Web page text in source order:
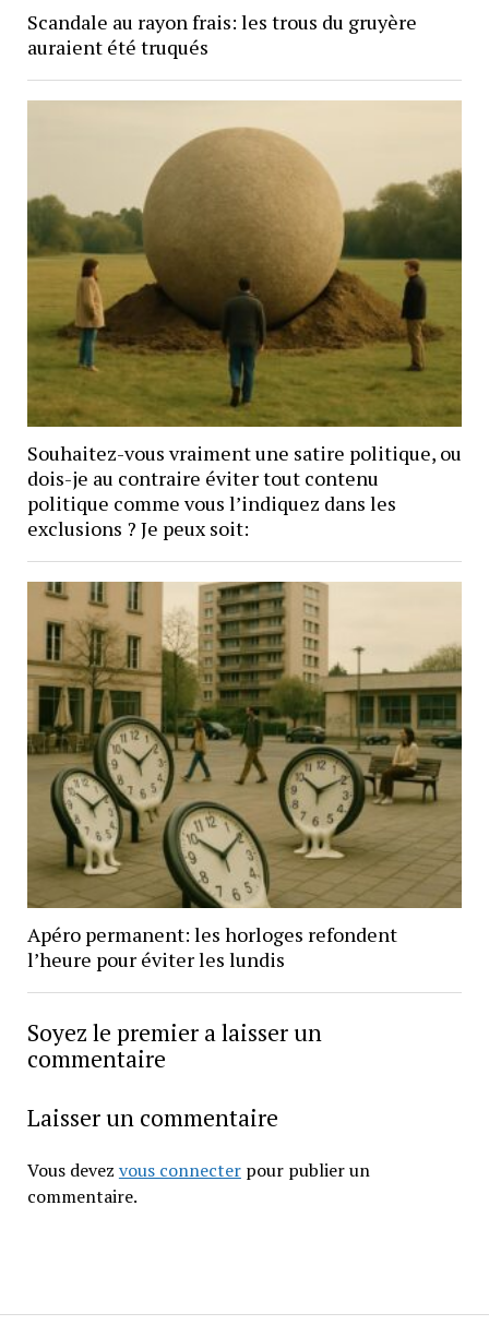
Scandale au rayon frais: les trous du gruyère
auraient été truqués
Souhaitez-vous vraiment une satire politique, ou
dois-je au contraire éviter tout contenu
politique comme vous l’indiquez dans les
exclusions ? Je peux soit:
Apéro permanent: les horloges refondent
l’heure pour éviter les lundis
Soyez le premier a laisser un
commentaire
Laisser un commentaire
Vous devez vous connecterpour publier un
commentaire.